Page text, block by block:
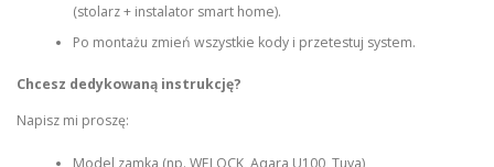
(stolarz + instalator smart home).
Po montażu zmień wszystkie kody i przetestuj system.
Chcesz dedykowaną instrukcję?
Napisz mi proszę:
Model zamka (np. WELOCK, Aqara U100, Tuya)